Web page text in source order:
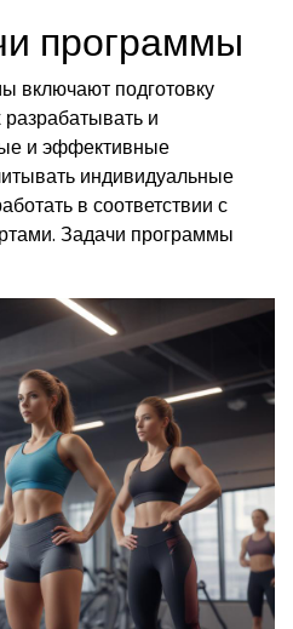
программы
включают подготовку
и
и эффективные
индивидуальные
в соответствии с
Задачи программы